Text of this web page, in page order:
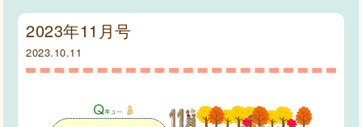
2023年11月号
2023.10.11